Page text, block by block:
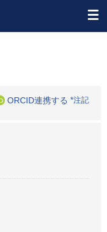
ORCID連携する *注記